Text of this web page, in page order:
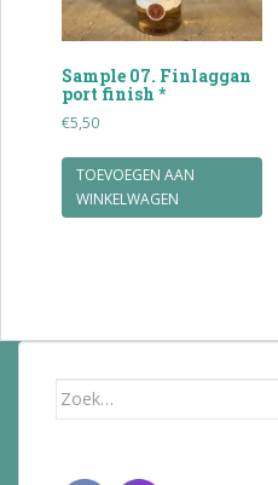
Sample 07. Finlaggan
port finish *
€5,50
TOEVOEGEN AAN
WINKELWAGEN
Zoek